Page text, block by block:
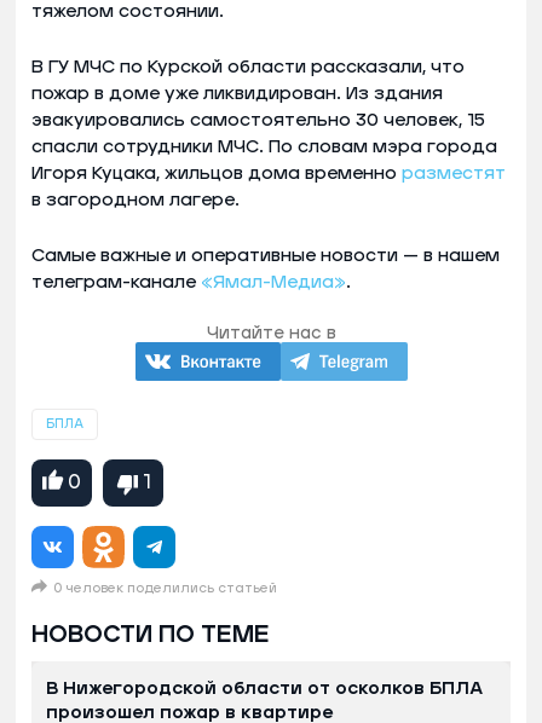
тяжелом состоянии.
В ГУ МЧС по Курской области рассказали, что
пожар в доме уже ликвидирован. Из здания
эвакуировались самостоятельно 30 человек, 15
спасли сотрудники МЧС. По словам мэра города
Игоря Куцака, жильцов дома временно разместят
в загородном лагере.
Самые важные и оперативные новости — в нашем
телеграм-канале «Ямал-Медиа».
Читайте нас в
БПЛА
0 1
0 человек поделились статьей
НОВОСТИ ПО ТЕМЕ
В Нижегородской области от осколков БПЛА
произошел пожар в квартире